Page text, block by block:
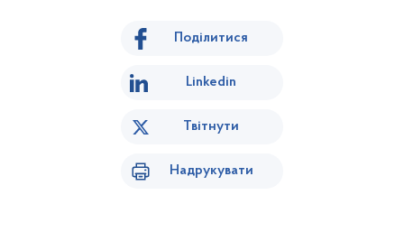
Поділитися
Linkedin
Твітнути
Надрукувати